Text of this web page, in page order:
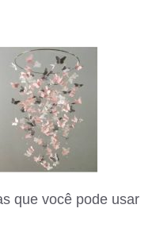
que você pode usar